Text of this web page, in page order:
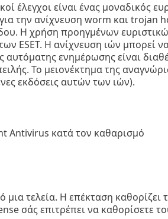
έλεγχοι είναι ένας μοναδικός
την ανίχνευση worm και trojan
Η χρήση προηγμένων
ESET. Η ανίχνευση ιών μπορεί
ενημέρωσης είναι
Το μειονέκτημα της
εκδόσεις αυτών των ιών).
Antivirus κατά τον καθαρισμό
τελεία. Η επέκταση καθορίζει
σάς επιτρέπει να καθορίσετε